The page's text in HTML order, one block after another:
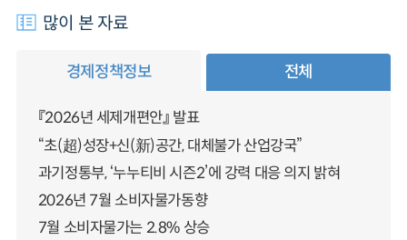
많이 본 자료
경제정책정보 전체
『2026년 세제개편안』 발표
“초(超)성장+신(新)공간, 대체불가 산업강국”
과기정통부, ‘누누티비 시즌2’에 강력 대응 의지 밝혀
2026년 7월 소비자물가동향
7월 소비자물가는 2.8% 상승